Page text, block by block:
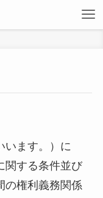
います。）に
関する条件並び
の権利義務関係